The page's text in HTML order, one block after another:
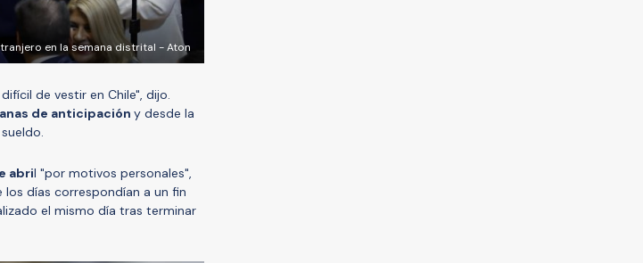
en la semana distrital - Aton
de vestir en Chile", dijo.
de anticipación y desde la
abril "por motivos personales",
días correspondían a un fin
el mismo día tras terminar